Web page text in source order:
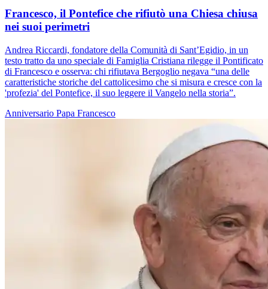
Francesco, il Pontefice che rifiutò una Chiesa chiusa
nei suoi perimetri
Andrea Riccardi, fondatore della Comunità di Sant’Egidio, in un
testo tratto da uno speciale di Famiglia Cristiana rilegge il Pontificato
di Francesco e osserva: chi rifiutava Bergoglio negava “una delle
caratteristiche storiche del cattolicesimo che si misura e cresce con la
'profezia' del Pontefice, il suo leggere il Vangelo nella storia”.
Anniversario Papa Francesco